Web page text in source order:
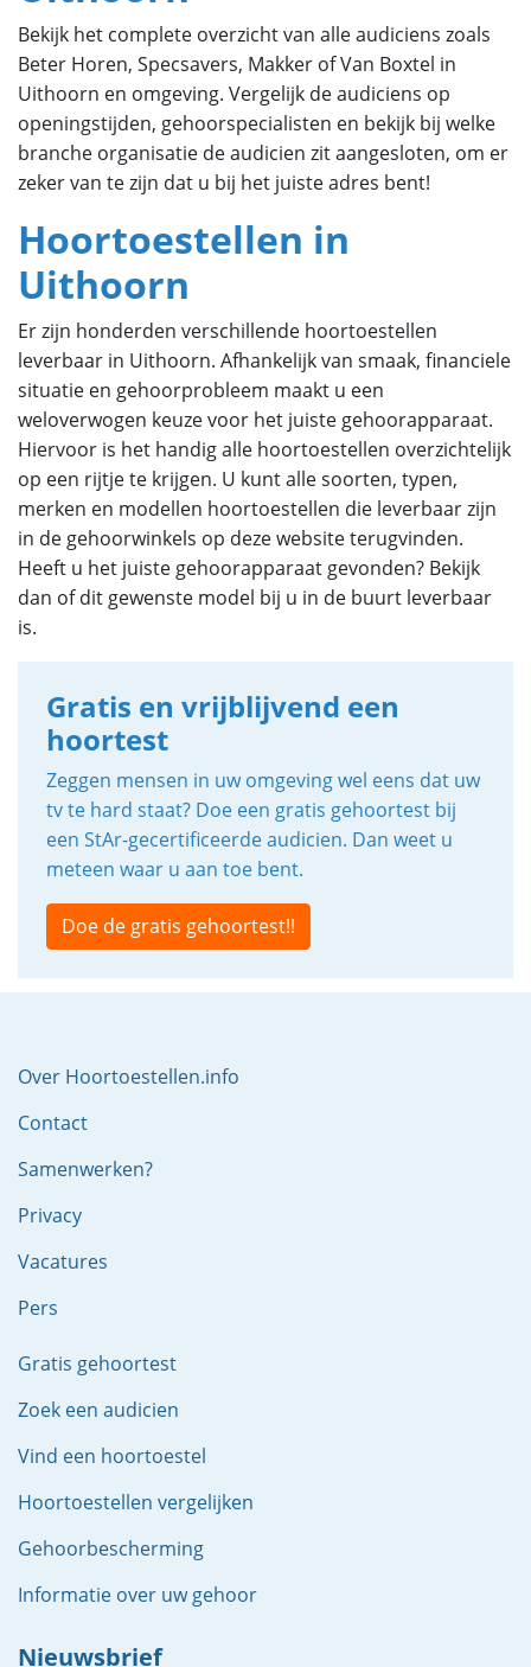
Bekijk het complete overzicht van alle audiciens zoals
Beter Horen, Specsavers, Makker of Van Boxtel in
Uithoorn en omgeving. Vergelijk de audiciens op
openingstijden, gehoorspecialisten en bekijk bij welke
branche organisatie de audicien zit aangesloten, om er
zeker van te zijn dat u bij het juiste adres bent!
Hoortoestellen in
Uithoorn
Er zijn honderden verschillende hoortoestellen
leverbaar in Uithoorn. Afhankelijk van smaak, financiele
situatie en gehoorprobleem maakt u een
weloverwogen keuze voor het juiste gehoorapparaat.
Hiervoor is het handig alle hoortoestellen overzichtelijk
op een rijtje te krijgen. U kunt alle soorten, typen,
merken en modellen hoortoestellen die leverbaar zijn
in de gehoorwinkels op deze website terugvinden.
Heeft u het juiste gehoorapparaat gevonden? Bekijk
dan of dit gewenste model bij u in de buurt leverbaar
is.
Gratis en vrijblijvend een
hoortest
Zeggen mensen in uw omgeving wel eens dat uw
tv te hard staat? Doe een gratis gehoortest bij
een StAr-gecertificeerde audicien. Dan weet u
meteen waar u aan toe bent.
Doe de gratis gehoortest!!
Over Hoortoestellen.info
Contact
Samenwerken?
Privacy
Vacatures
Pers
Gratis gehoortest
Zoek een audicien
Vind een hoortoestel
Hoortoestellen vergelijken
Gehoorbescherming
Informatie over uw gehoor
Nieuwsbrief